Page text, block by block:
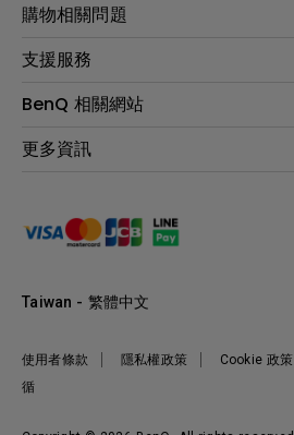
投影機
智慧照明
專業拍物視訊鏡頭
最新產品與活動
尋找銷售據點
會員綁定LINE教學
購物相關問題
第一次購物就上手
延長保固購買
贈品兌換網站首頁
支援服務
服務公告
保固條例
手冊與軟體下載
產品常見問題
BenQ 相關網站
專業商用解決方案
BenQ 大娛樂家
更多資訊
永續發展
產品碳足跡報告
明基基金會
使用者條款 隱私權政策 Cookie 政策
循
Taiwan - 繁體中文